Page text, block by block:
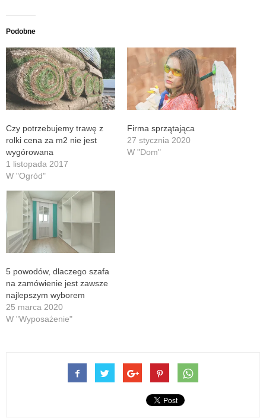
Podobne
Czy potrzebujemy trawę z
rolki cena za m2 nie jest
wygórowana
1 listopada 2017
W "Ogród"
Firma sprzątająca
27 stycznia 2020
W "Dom"
5 powodów, dlaczego szafa
na zamówienie jest zawsze
najlepszym wyborem
25 marca 2020
W "Wyposażenie"